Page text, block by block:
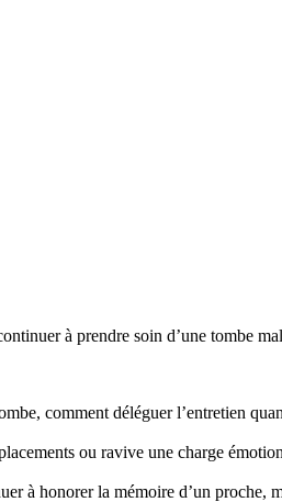
à prendre soin d’une tombe
comment déléguer l’entretien
ou ravive une charge
à honorer la mémoire d’un proche,